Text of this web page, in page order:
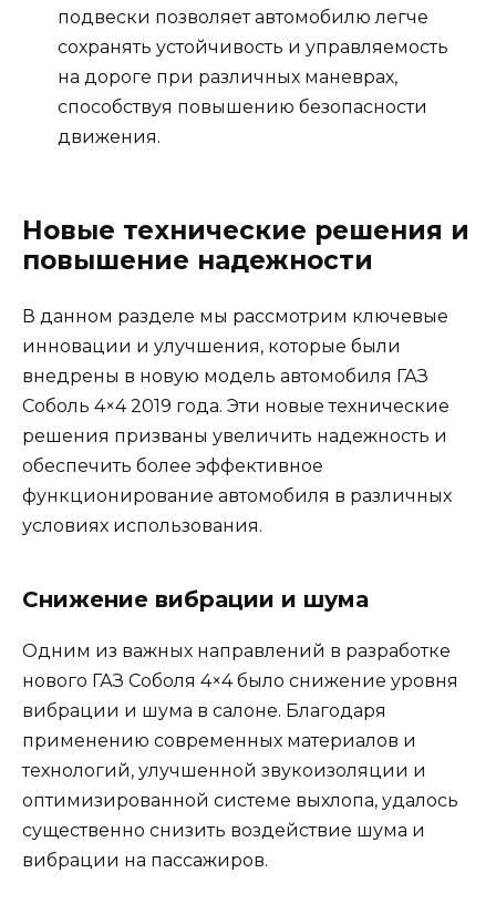
подвески позволяет автомобилю легче
сохранять устойчивость и управляемость
на дороге при различных маневрах,
способствуя повышению безопасности
движения.
Новые технические решения и
повышение надежности
В данном разделе мы рассмотрим ключевые
инновации и улучшения, которые были
внедрены в новую модель автомобиля ГАЗ
Соболь 4×4 2019 года. Эти новые технические
решения призваны увеличить надежность и
обеспечить более эффективное
функционирование автомобиля в различных
условиях использования.
Снижение вибрации и шума
Одним из важных направлений в разработке
нового ГАЗ Соболя 4×4 было снижение уровня
вибрации и шума в салоне. Благодаря
применению современных материалов и
технологий, улучшенной звукоизоляции и
оптимизированной системе выхлопа, удалось
существенно снизить воздействие шума и
вибрации на пассажиров.